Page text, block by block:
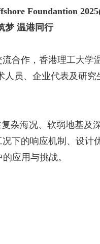
Foundantion
梦 温港同行
作，香港理工大学
员、企业代表及研
海况、软弱地基及
的响应机制、设计
应用与挑战。